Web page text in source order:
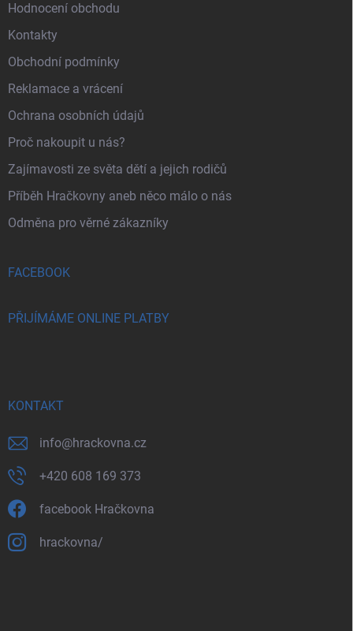
Hodnocení obchodu
Kontakty
Obchodní podmínky
Reklamace a vrácení
Ochrana osobních údajů
Proč nakoupit u nás?
Zajímavosti ze světa dětí a jejich rodičů
Příběh Hračkovny aneb něco málo o nás
Odměna pro věrné zákazníky
FACEBOOK
PŘIJÍMÁME ONLINE PLATBY
KONTAKT
info@hrackovna.cz
+420 608 169 373
facebook Hračkovna
hrackovna/